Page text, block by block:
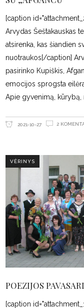
[caption
Arvydas Šeštakauskas
atsirenka, kas šiandien
nuotraukos[/caption]
pasirinko Kupiškis,
emocijos sprogsta
Apie gyvenimą, kūrybą,
2021-10-27 2
VĖRINYS
POEZIJOS
[caption